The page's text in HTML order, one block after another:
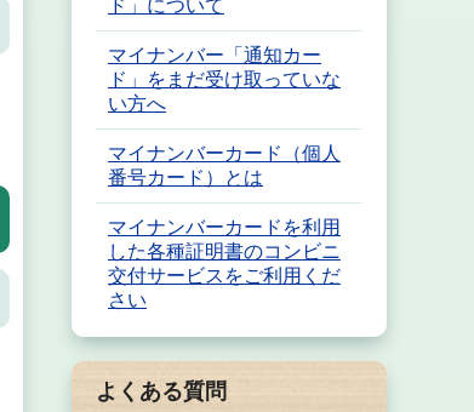
ド」について
マイナンバー「通知カー
ド」をまだ受け取っていな
い方へ
マイナンバーカード（個人
番号カード）とは
マイナンバーカードを利用
した各種証明書のコンビニ
交付サービスをご利用くだ
さい
よくある質問